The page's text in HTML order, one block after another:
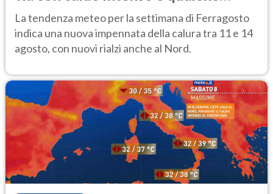
temporale
La tendenza meteo per la settimana di Ferragosto
indica una nuova impennata della calura tra 11 e 14
agosto, con nuovi rialzi anche al Nord.